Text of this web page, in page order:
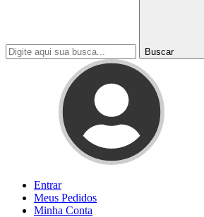
Buscar
Entrar
Meus Pedidos
Minha Conta